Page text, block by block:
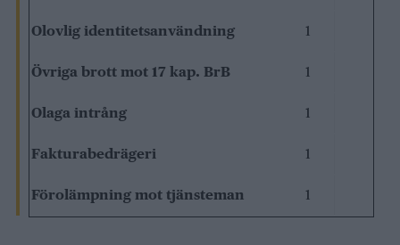
Olovlig identitetsanvändning 1
Övriga brott mot 17 kap. BrB 1
Olaga intrång 1
Fakturabedrägeri 1
Förolämpning mot tjänsteman 1